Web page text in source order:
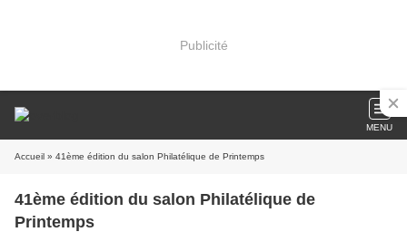
Publicité
MENU
Accueil » 41ème édition du salon Philatélique de Printemps
41ème édition du salon Philatélique de
Printemps